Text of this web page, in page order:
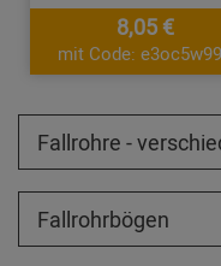
8,05 €
mit Code:
Fallrohre -
Fallrohrbögen